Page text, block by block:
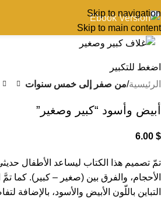
Skip to navigation
Skip to main content
اضغط للتكبير
الرئيسية من صفر إلى خمس سنوات
أبيض وأسود “كبير وصغير”
6.00 $
تمّ تصميم هذا الكتاب ليساعد الأطفال
الأحجام، والفرق بين (صغير – كبير). كما
التباين باللّون الأبيض والأسود، بالإضافة